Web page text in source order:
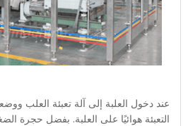
عند دخول العلبة إلى آلة تعبئة العلب
التعبئة هوائيًا على العلبة. بفضل حجرة